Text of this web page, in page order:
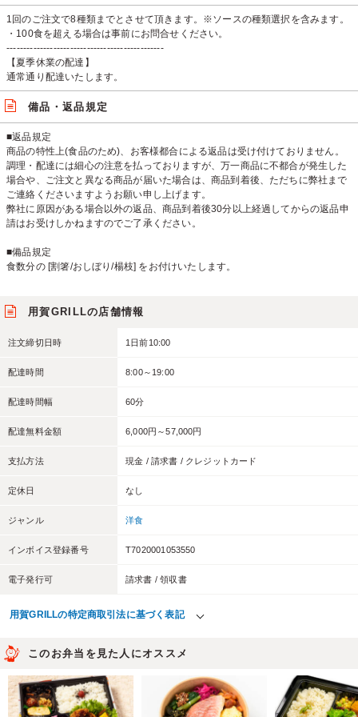
1回のご注文で8種類までとさせて頂きます。※ソースの種類選択を含みます。
・100食を超える場合は事前にお問合せください。
-----------------------------------------------
【夏季休業の配達】
通常通り配達いたします。
備品・返品規定
■返品規定
商品の特性上(食品のため)、お客様都合による返品は受け付けておりません。
調理・配達には細心の注意を払っておりますが、万一商品に不都合が発生した
場合や、ご注文と異なる商品が届いた場合は、商品到着後、ただちに弊社まで
ご連絡くださいますようお願い申し上げます。
弊社に原因がある場合以外の返品、商品到着後30分以上経過してからの返品申
請はお受けしかねますのでご了承ください。
■備品規定
食数分の [割箸/おしぼり/楊枝] をお付けいたします。
用賀GRILLの店舗情報
注文締切日時 1日前10:00
配達時間 8:00～19:00
配達時間幅 60分
配達無料金額 6,000円～57,000円
支払方法 現金 / 請求書 / クレジットカード
定休日 なし
ジャンル 洋食
インボイス登録番号 T7020001053550
電子発行可 請求書 / 領収書
用賀GRILLの特定商取引法に基づく表記
このお弁当を見た人にオススメ